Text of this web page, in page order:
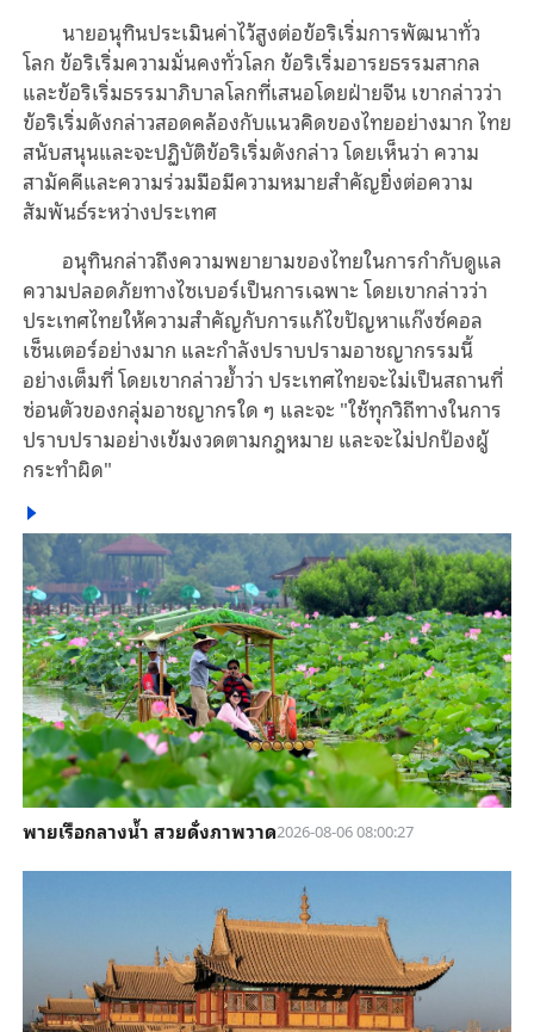
นายอนุทินประเมินค่าไว้สูงต่อข้อริเริ่มการพัฒนาทั่ว
โลก ข้อริเริ่มความมั่นคงทั่วโลก ข้อริเริ่มอารยธรรมสากล
และข้อริเริ่มธรรมาภิบาลโลกที่เสนอโดยฝ่ายจีน เขากล่าวว่า
ข้อริเริ่มดังกล่าวสอดคล้องกับแนวคิดของไทยอย่างมาก ไทย
สนับสนุนและจะปฏิบัติข้อริเริ่มดังกล่าว โดยเห็นว่า ความ
สามัคคีและความร่วมมือมีความหมายสำคัญยิ่งต่อความ
สัมพันธ์ระหว่างประเทศ
อนุทินกล่าวถึงความพยายามของไทยในการกำกับดูแล
ความปลอดภัยทางไซเบอร์เป็นการเฉพาะ โดยเขากล่าวว่า
ประเทศไทยให้ความสําคัญกับการแก้ไขปัญหาแก๊งซ์คอล
เซ็นเตอร์อย่างมาก และกําลังปราบปรามอาชญากรรมนี้
อย่างเต็มที่โดยเขากล่าวย้ำว่า ประเทศไทยจะไม่เป็นสถานที่
ซ่อนตัวของกลุ่มอาชญากรใด ๆ และจะ "ใช้ทุกวิถีทางในการ
ปราบปรามอย่างเข้มงวดตามกฎหมาย และจะไม่ปกป้องผู้
กระทำผิด"
พายเรือกลางน้ำ สวยดั่งภาพวาด2026-08-06 08:00:27